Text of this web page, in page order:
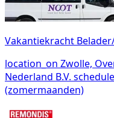
Vakantiekracht
location_on Zwolle,
Nederland B.V. schedule
(zomermaanden)